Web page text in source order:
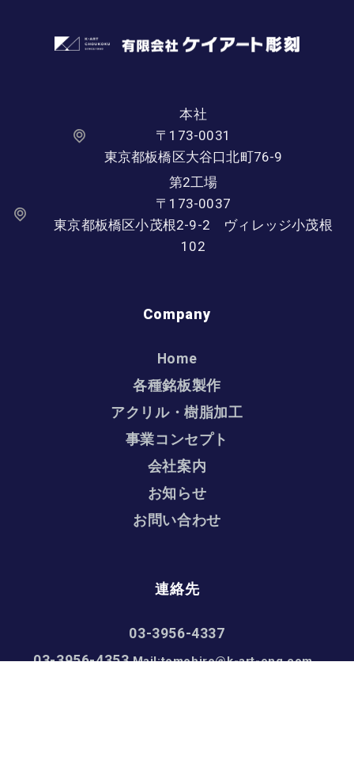
本社
〒173-0031
東京都板橋区大谷口北町76-9
第2工場
〒173-0037
東京都板橋区小茂根2-9-2 ヴィレッジ小茂根
102
Company
Home
各種銘板製作
アクリル・樹脂加工
事業コンセプト
会社案内
お知らせ
お問い合わせ
連絡先
03-3956-4337
03-3956-4353 Mail:tomohiro@k-art-eng.com